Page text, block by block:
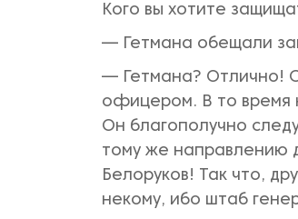
Кого вы хотите
— Гетмана обещали
— Гетмана? Отлично!
офицером. В то время
Он благополучно
тому же направлению
Белоруков! Так что,
некому, ибо штаб